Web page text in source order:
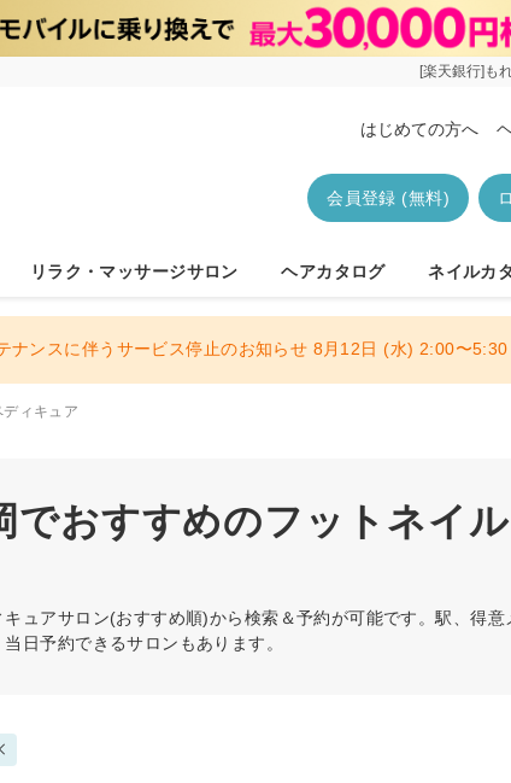
[楽天銀行]も
はじめての方へ
会員登録 (無料)
リラク・マッサージサロン ヘアカタログ ネイルカ
ナンスに伴うサービス停止のお知らせ 8月12日 (水) 2:00〜5:30
ィキュア
でおすすめのフットネイ
キュアサロン(おすすめ順)から検索＆予約が可能です。駅、得
日予約できるサロンもあります。